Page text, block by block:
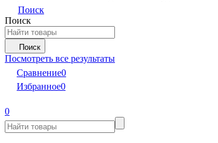
Поиск
Поиск
Поиск
Посмотреть все результаты
Сравнение0
Избранное0
0